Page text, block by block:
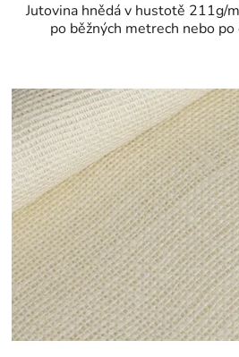
Jutovina hnědá v hustotě 211g/
po běžných metrech nebo